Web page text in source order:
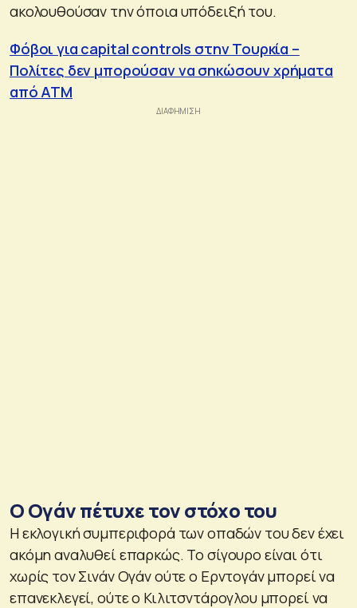
ακολουθούσαν την όποια υπόδειξή του.
Φόβοι για capital controls στην Τουρκία –
Πολίτες δεν μπορούσαν να σηκώσουν χρήματα
από ΑΤΜ
Ο Ογάν πέτυχε τον στόχο του
Η εκλογική συμπεριφορά των οπαδών του δεν έχει
ακόμη αναλυθεί επαρκώς. Το σίγουρο είναι ότι
χωρίς τον Σινάν Ογάν ούτε ο Ερντογάν μπορεί να
επανεκλεγεί, ούτε ο Κιλιτσντάρογλου μπορεί να